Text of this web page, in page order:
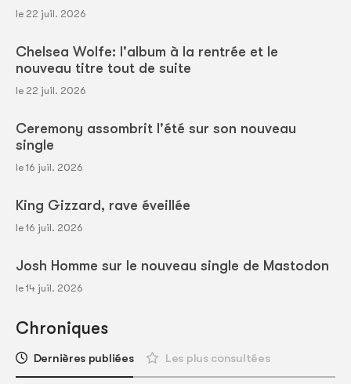
le 22 juil. 2026
Chelsea Wolfe: l'album à la rentrée et le
nouveau titre tout de suite
le 22 juil. 2026
Ceremony assombrit l'été sur son nouveau
single
le 16 juil. 2026
King Gizzard, rave éveillée
le 16 juil. 2026
Josh Homme sur le nouveau single de Mastodon
le 14 juil. 2026
Chroniques
Dernières publiées Les plus consultées